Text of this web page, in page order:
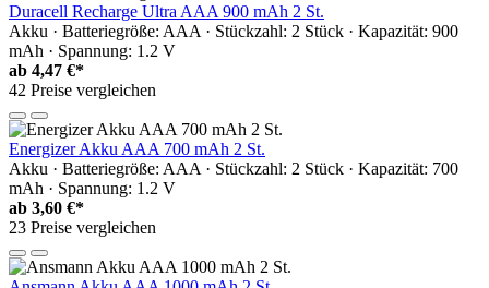
Duracell Recharge Ultra AAA 900 mAh 2 St.
Akku · Batteriegröße: AAA · Stückzahl: 2 Stück · Kapazität: 900
mAh · Spannung: 1.2 V
ab 4,47 €*
42 Preise vergleichen
Energizer Akku AAA 700 mAh 2 St.
Akku · Batteriegröße: AAA · Stückzahl: 2 Stück · Kapazität: 700
mAh · Spannung: 1.2 V
ab 3,60 €*
23 Preise vergleichen